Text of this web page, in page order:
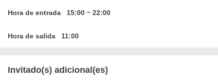
Hora de entrada 15:00 ~ 22:00
Hora de salida 11:00
Invitado(s) adicional(es)